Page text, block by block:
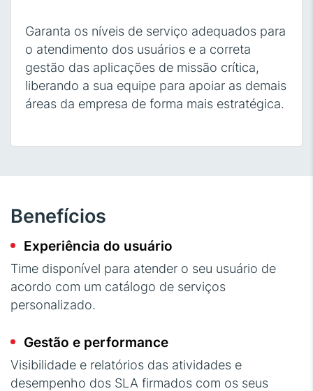
Garanta os níveis de serviço adequados para
o atendimento dos usuários e a correta
gestão das aplicações de missão crítica,
liberando a sua equipe para apoiar as demais
áreas da empresa de forma mais estratégica.
Benefícios
Experiência do usuário
Time disponível para atender o seu usuário de
acordo com um catálogo de serviços
personalizado.
Gestão e performance
Visibilidade e relatórios das atividades e
desempenho dos SLA firmados com os seus